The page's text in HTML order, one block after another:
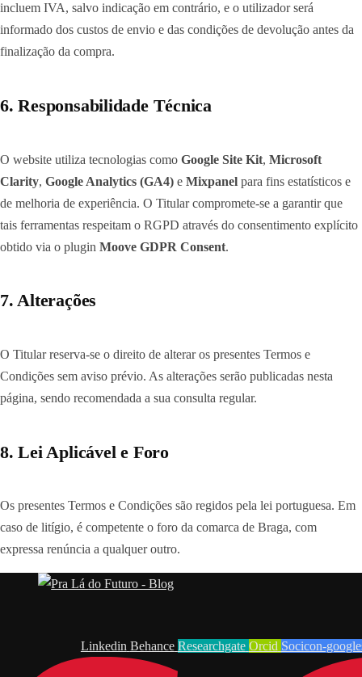
incluem IVA, salvo indicação em contrário, e o utilizador será
informado dos custos de envio e das condições de devolução antes da
finalização da compra.
6. Responsabilidade Técnica
O website utiliza tecnologias como Google Site Kit, Microsoft
Clarity, Google Analytics (GA4) e Mixpanel para fins estatísticos e
de melhoria de experiência. O Titular compromete-se a garantir que
tais ferramentas respeitam o RGPD através do consentimento explícito
obtido via o plugin Moove GDPR Consent.
7. Alterações
O Titular reserva-se o direito de alterar os presentes Termos e
Condições sem aviso prévio. As alterações serão publicadas nesta
página, sendo recomendada a sua consulta regular.
8. Lei Aplicável e Foro
Os presentes Termos e Condições são regidos pela lei portuguesa. Em
caso de litígio, é competente o foro da comarca de Braga, com
expressa renúncia a qualquer outro.
Linkedin Behance Researchgate Orcid Socicon-